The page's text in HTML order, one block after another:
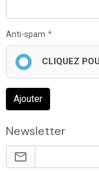
Anti-spam
CLIQUEZ
Ajouter
Newsletter